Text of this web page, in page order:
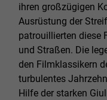
ihren großzügigen
Ausrüstung der
patrouillierten diese
und Straßen. Die
den Filmklassikern
turbulentes
Hilfe der starken